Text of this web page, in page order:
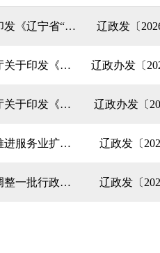
辽宁省人民政府关于印发《辽宁省“十五五”海洋经济发展规划》的通知 辽政发〔
辽宁省人民政府办公厅关于印发《辽宁省“十五五”老龄事业发展规划》的通知 辽政办发〔
辽宁省人民政府办公厅关于印发《辽宁省消防安全责任制实施办法》的通知 辽政办发〔
辽宁省人民政府关于推进服务业扩能提质的实施意见 辽政发〔
辽宁省人民政府关于调整一批行政职权及公共服务事项的决定 辽政发〔